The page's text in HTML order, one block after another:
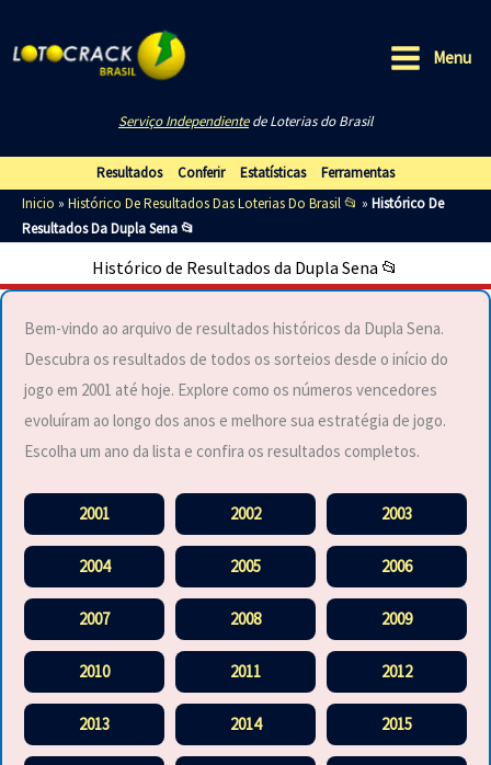
para
Main
Menu
Serviço Independientede Loterias do Brasil
Resultados Conferir Estatísticas
Ferramentas
Inicio » Histórico De Resultados Das Loterias Do Brasil 📂 » Histórico De
Resultados Da Dupla Sena 📂
Histórico de Resultados da Dupla Sena 📂
Bem-vindo ao arquivo de resultados históricos da Dupla Sena.
Descubra os resultados de todos os sorteios desde o início do
jogo em 2001 até hoje. Explore como os números vencedores
evoluíram ao longo dos anos e melhore sua estratégia de jogo.
Escolha um ano da lista e confira os resultados completos.
2001 2002 2003
2004 2005 2006
2007 2008 2009
2010 2011 2012
2013 2014 2015